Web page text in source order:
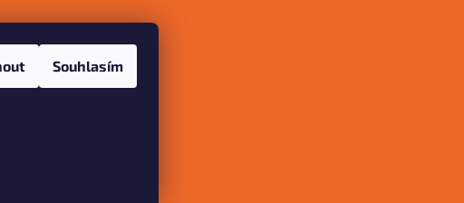
Souhlasím
malý
na